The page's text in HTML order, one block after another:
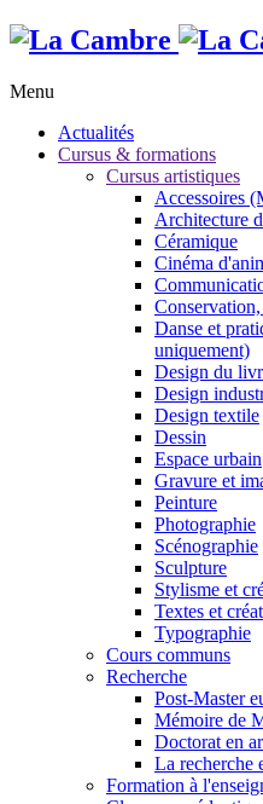
Menu
Actualités
Cursus & formations
Cursus artistiques
Accessoires
Architecture
Céramique
Cinéma
Danse et
uniquement)
Design du
Design
Design textile
Dessin
Espace urbain
Gravure et
Peinture
Photographie
Scénographie
Sculpture
Stylisme et
Textes et
Typographie
Cours communs
Recherche
Post-Master
Mémoire de
Doctorat en
La recherche
Formation à